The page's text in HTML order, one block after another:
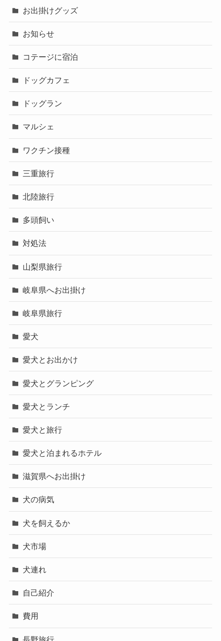
お出掛けグッズ
お知らせ
コテージに宿泊
ドッグカフェ
ドッグラン
マルシェ
ワクチン接種
三重旅行
北陸旅行
多頭飼い
対処法
山梨県旅行
岐阜県へお出掛け
岐阜県旅行
愛犬
愛犬とお出かけ
愛犬とグランピング
愛犬とランチ
愛犬と旅行
愛犬と泊まれるホテル
滋賀県へお出掛け
犬の病気
犬を飼えるか
犬市場
犬連れ
自己紹介
費用